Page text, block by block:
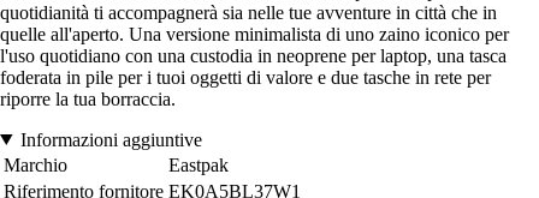
quotidianità ti accompagnerà sia nelle tue avventure in città che in
quelle all'aperto. Una versione minimalista di uno zaino iconico per
l'uso quotidiano con una custodia in neoprene per laptop, una tasca
foderata in pile per i tuoi oggetti di valore e due tasche in rete per
riporre la tua borraccia.
Informazioni aggiuntive
Marchio
Eastpak
Riferimento fornitore EK0A5BL37W1